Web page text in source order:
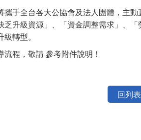
攜手全台各大公協會及法人團體，主
乏升級資源」、「資金調整需求」、
轉型。
程，敬請 參考附件說明！
回列表